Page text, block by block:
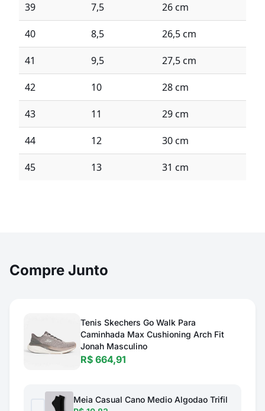
39 7,5 26 cm
40 8,5 26,5 cm
41 9,5 27,5 cm
42 10 28 cm
43 11 29 cm
44 12 30 cm
45 13 31 cm
Compre Junto
Tenis Skechers Go Walk Para
Caminhada Max Cushioning Arch Fit
Jonah Masculino
R$ 664,91
Meia Casual Cano Medio Algodao Trifil